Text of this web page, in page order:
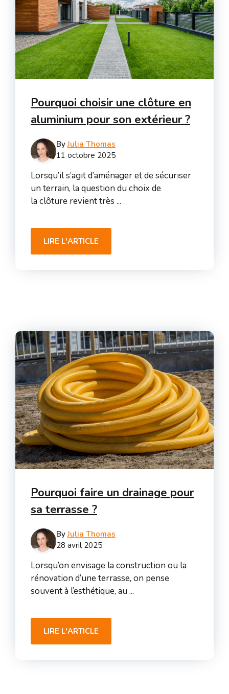
Pourquoi choisir une clôture en
aluminium pour son extérieur ?
ByJulia Thomas
11 octobre 2025
Lorsqu’il s’agit d’aménager et de sécuriser
un terrain, la question du choix de
la clôture revient très ...
LIRE L'ARTICLE
Pourquoi faire un drainage pour
sa terrasse ?
ByJulia Thomas
28 avril 2025
Lorsqu’on envisage la construction ou la
rénovation d’une terrasse, on pense
souvent à l’esthétique, au ...
LIRE L'ARTICLE